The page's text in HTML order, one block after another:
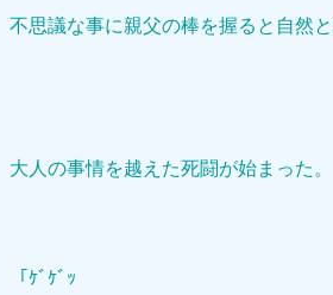
不思議な事に親父の棒を握ると自然と
大人の事情を越えた死闘が始まった。
「ｹﾞｹﾞｯ